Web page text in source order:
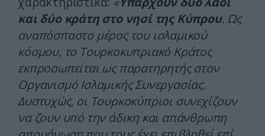
και δύο κράτη στο νησί της Κύπρου. Ως
αναπόσπαστο μέρος του ισλαμικού
κόσμου, το Τουρκοκυπριακό Κράτος
εκπροσωπείται ως παρατηρητής στον
Οργανισμό Ισλαμικής Συνεργασίας.
Δυστυχώς, οι Τουρκοκύπριοι συνεχίζουν
να ζουν υπό την άδικη και απάνθρωπη